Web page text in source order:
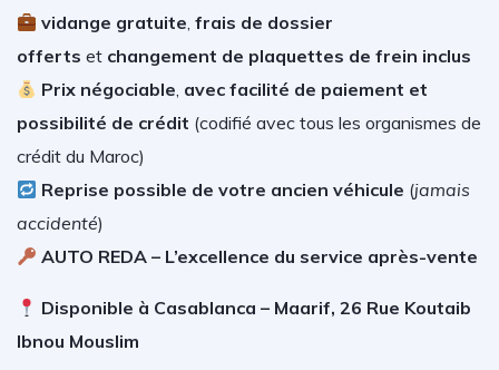
vidange gratuite,frais de dossier
offerts et changement de plaquettes de frein inclus
Prix négociable, avec facilité de paiement et
possibilité de crédit (codifié avec tous les organismes de
crédit du Maroc)
Reprise possible de votre ancien véhicule (jamais
accidenté)
AUTO REDA – L’excellence du service après-vente
Disponible à Casablanca – Maarif, 26 Rue Koutaib
Ibnou Mouslim